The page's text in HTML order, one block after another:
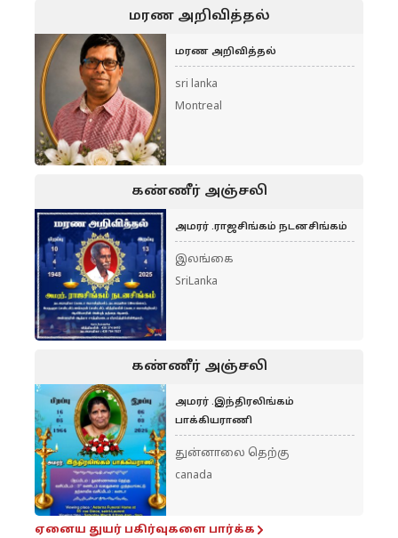
மரண அறிவித்தல்
மரண அறிவித்தல்
sri lanka
Montreal
கண்ணீர் அஞ்சலி
அமரர் .ராஜசிங்கம் நடனசிங்கம்
இலங்கை
SriLanka
கண்ணீர் அஞ்சலி
அமரர் .இந்திரலிங்கம்
பாக்கியராணி
துன்னாலை தெற்கு
canada
ஏனைய துயர் பகிர்வுகளை பார்க்க